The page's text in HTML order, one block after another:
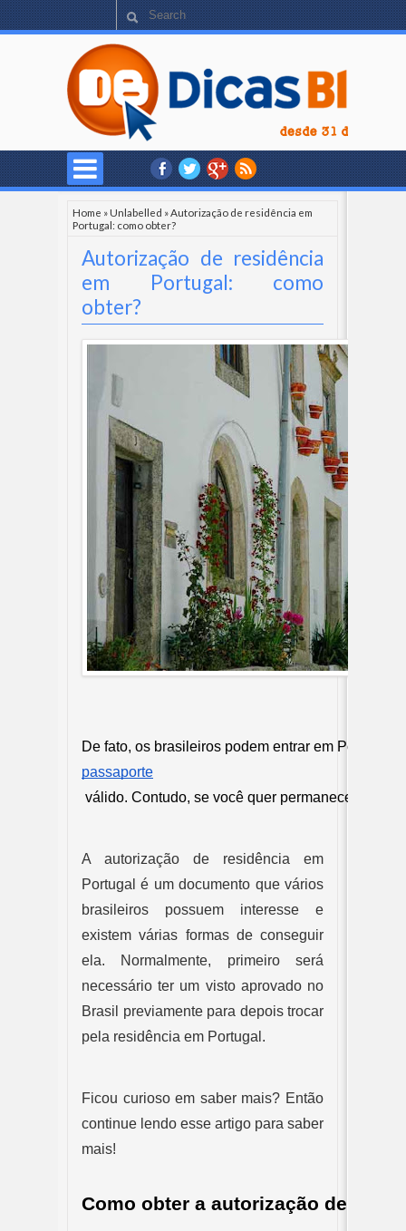
Home »Unlabelled »Autorização de residência em
Portugal: como obter?
Autorização de residência
em Portugal: como
obter?
De fato, os brasileiros podem entrar em Portugal
passaporte
válido. Contudo, se você quer permanecer no
A autorização de residência em
Portugal
é um documento que vários
brasileiros possuem interesse e
existem várias formas de conseguir
ela. Normalmente, primeiro será
necessário ter um visto aprovado no
Brasil previamente para depois trocar
pela residência em Portugal.
Ficou curioso em saber mais? Então
continue lendo esse artigo para saber
mais!
Como obter a autorização de